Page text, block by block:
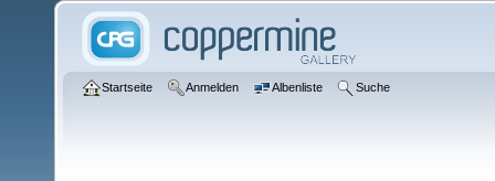
Startseite Anmelden Albenliste Suche